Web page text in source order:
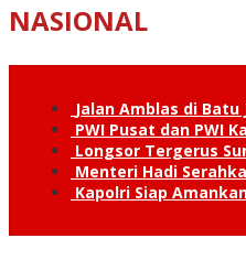
NASIONAL
Jalan Amblas di Batu
PWI Pusat dan PWI
Longsor Tergerus
Menteri Hadi
Kapolri Siap